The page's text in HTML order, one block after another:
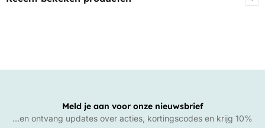
Meld je aan voor onze nieuwsbrief
…en ontvang updates over acties, kortingscodes en krijg 10%